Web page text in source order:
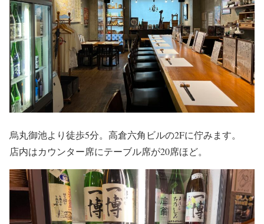
烏丸御池より徒歩5分。高倉六角ビルの2Fに佇みます。
店内はカウンター席にテーブル席が20席ほど。